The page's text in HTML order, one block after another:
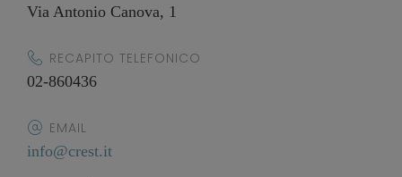
Via Antonio Canova, 1
RECAPITO TELEFONICO
02-860436
EMAIL
info@crest.it